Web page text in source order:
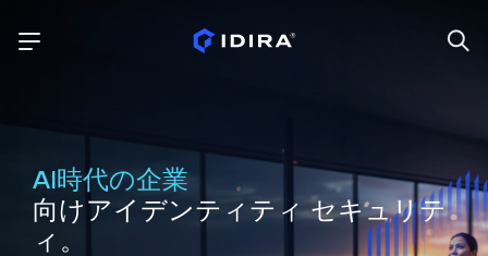
AI時代の企業
向けアイデンティティ セキュリテ
ィ。